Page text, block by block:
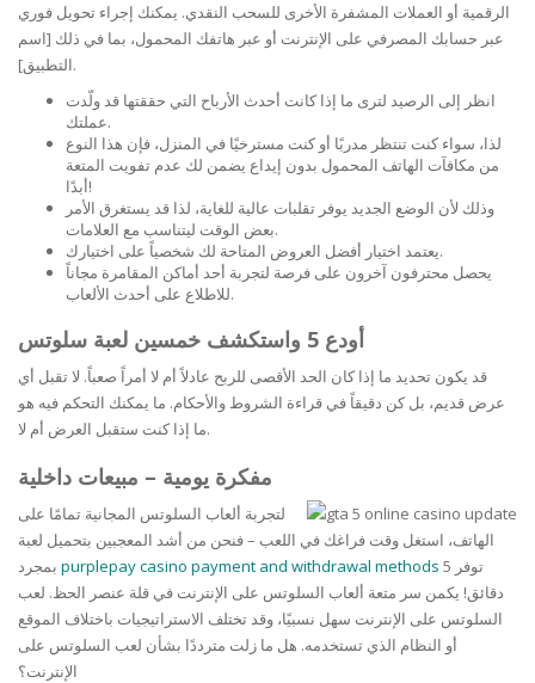
الرقمية أو العملات المشفرة الأخرى للسحب النقدي. يمكنك إجراء تحويل فوري
عبر حسابك المصرفي على الإنترنت أو عبر هاتفك المحمول، بما في ذلك [اسم
التطبيق].
انظر إلى الرصيد لترى ما إذا كانت أحدث الأرباح التي حققتها قد ولّدت
عملتك.
لذا، سواء كنت تنتظر مدربًا أو كنت مسترخيًا في المنزل، فإن هذا النوع
من مكافآت الهاتف المحمول بدون إيداع يضمن لك عدم تفويت المتعة
أبدًا!
وذلك لأن الوضع الجديد يوفر تقلبات عالية للغاية، لذا قد يستغرق الأمر
بعض الوقت ليتناسب مع العلامات.
يعتمد اختيار أفضل العروض المتاحة لك شخصياً على اختيارك.
يحصل محترفون آخرون على فرصة لتجربة أحد أماكن المقامرة مجاناً
للاطلاع على أحدث الألعاب.
أودع 5 واستكشف خمسين لعبة سلوتس
قد يكون تحديد ما إذا كان الحد الأقصى للربح عادلاً أم لا أمراً صعباً. لا تقبل أي
عرض قديم، بل كن دقيقاً في قراءة الشروط والأحكام. ما يمكنك التحكم فيه هو
ما إذا كنت ستقبل العرض أم لا.
مفكرة يومية – مبيعات داخلية
لتجربة ألعاب السلوتس المجانية تمامًا على
الهاتف، استغل وقت فراغك في اللعب – فنحن من أشد المعجبين بتحميل لعبة
purplepay casino payment and withdrawal methods
دقائق! يكمن سر متعة ألعاب السلوتس على الإنترنت في قلة عنصر الحظ. لعب
السلوتس على الإنترنت سهل نسبيًا، وقد تختلف الاستراتيجيات باختلاف الموقع
أو النظام الذي تستخدمه. هل ما زلت مترددًا بشأن لعب السلوتس على
الإنترنت؟